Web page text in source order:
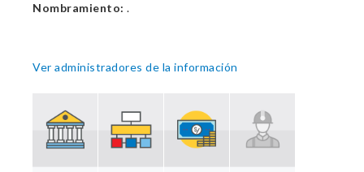
Nombramiento: .
Ver administradores de la información